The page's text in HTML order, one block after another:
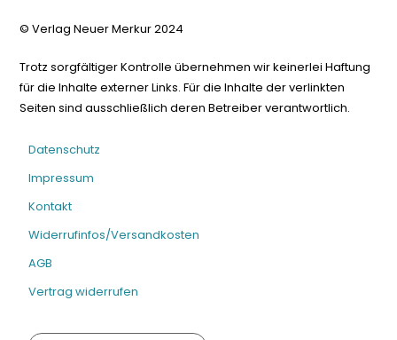
© Verlag Neuer Merkur 2024
Trotz sorgfältiger Kontrolle übernehmen wir keinerlei Haftung
für die Inhalte externer Links. Für die Inhalte der verlinkten
Seiten sind ausschließlich deren Betreiber verantwortlich.
Datenschutz
Impressum
Kontakt
Widerrufinfos/Versandkosten
AGB
Vertrag widerrufen